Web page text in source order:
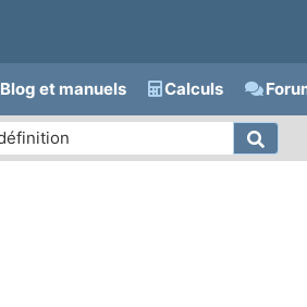
Blog et manuels Calculs